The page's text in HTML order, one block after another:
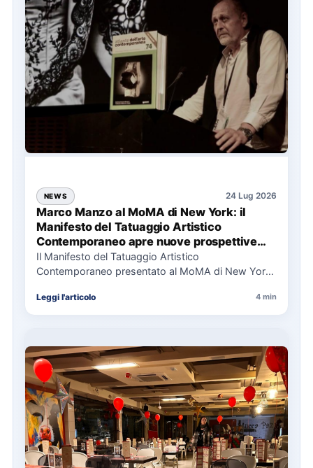
NEWS 24 Lug 2026
Marco Manzo al MoMA di New York: il
Manifesto del Tatuaggio Artistico
Contemporaneo apre nuove prospettive
per il collezionismo
Il Manifesto del Tatuaggio Artistico
Contemporaneo presentato al MoMA di New York
Leggi l'articolo 4 min